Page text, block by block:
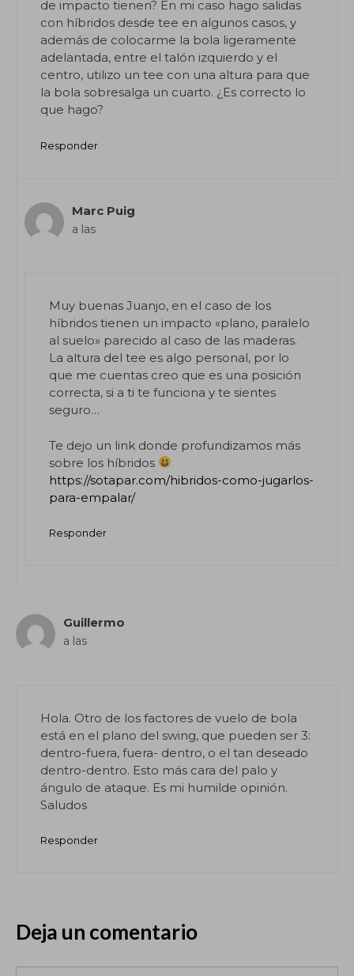
de impacto tienen? En mi caso hago salidas
con híbridos desde tee en algunos casos, y
además de colocarme la bola ligeramente
adelantada, entre el talón izquierdo y el
centro, utilizo un tee con una altura para que
la bola sobresalga un cuarto. ¿Es correcto lo
que hago?
Responder
Marc Puig
a las
Muy buenas Juanjo, en el caso de los
híbridos tienen un impacto «plano, paralelo
al suelo» parecido al caso de las maderas.
La altura del tee es algo personal, por lo
que me cuentas creo que es una posición
correcta, si a ti te funciona y te sientes
seguro…
Te dejo un link donde profundizamos más
sobre los híbridos
https://sotapar.com/hibridos-como-jugarlos-
para-empalar/
Responder
Guillermo
a las
Hola. Otro de los factores de vuelo de bola
está en el plano del swing, que pueden ser 3:
dentro-fuera, fuera- dentro, o el tan deseado
dentro-dentro. Esto más cara del palo y
ángulo de ataque. Es mi humilde opinión.
Saludos
Responder
Deja un comentario